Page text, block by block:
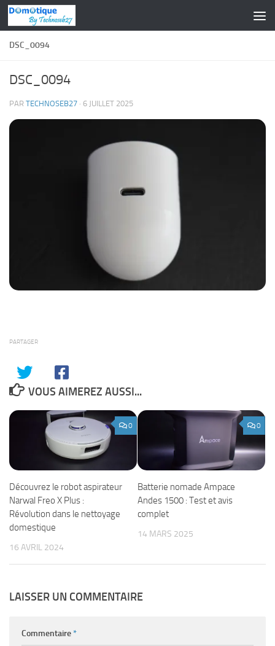
Skip to content
DSC_0094
DSC_0094
PAR TECHNOSEB27 · 6 JUILLET 2025
PARTAGER
VOUS AIMEREZ AUSSI...
0
Découvrez le robot aspirateur
Narwal Freo X Plus :
Révolution dans le nettoyage
domestique
16 AVRIL 2024
0
Batterie nomade Ampace
Andes 1500 : Test et avis
complet
14 MARS 2025
LAISSER UN COMMENTAIRE
Commentaire*